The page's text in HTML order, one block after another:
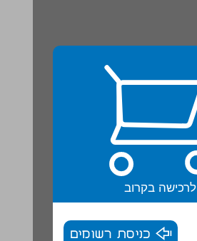
לרכישה בקרוב
כניסת רשומים